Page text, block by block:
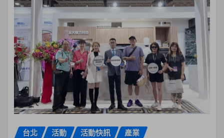
台北 活動 活動快訊 產業